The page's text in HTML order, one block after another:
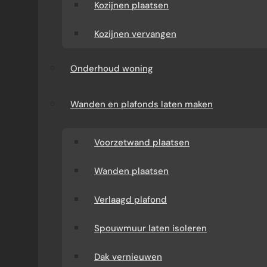
Kozijnen plaatsen
Kozijnen vervangen
Onderhoud woning
Wanden en plafonds laten maken
Voorzetwand plaatsen
Wanden plaatsen
Verlaagd plafond
Spouwmuur laten isoleren
Dak vernieuwen
integreren. Een goed doordachte indeling
routine efficiënter.